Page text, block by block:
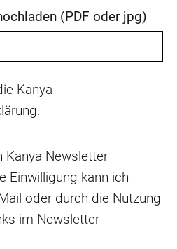
(PDF oder jpg)
Kanya
.
Kanya Newsletter
Einwilligung kann ich
oder durch die Nutzung
im Newsletter